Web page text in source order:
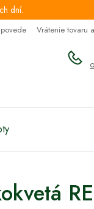
dní.
Vrátenie tovaru